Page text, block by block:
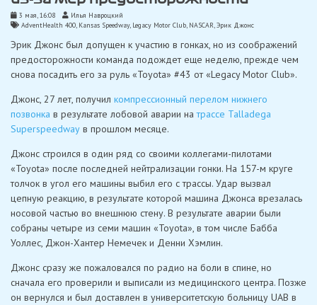
3 мая, 16:08
Илья Навроцкий
AdventHealth 400, Kansas Speedway, Legacy Motor Club, NASCAR,Эрик Джонс
Эрик Джонс был допущен к участию в гонках, но из соображений
предосторожности команда подождет еще неделю, прежде чем
снова посадить его за руль «Toyota» #43 от «Legacy Motor Club».
Джонс, 27 лет, получил компрессионный перелом нижнего
позвонка в результате лобовой аварии натрассе Talladega
Superspeedway в прошлом месяце.
Джонс строился в один ряд со своими коллегами-пилотами
«Toyota» после последней нейтрализации гонки. На 157-м круге
толчок в угол его машины выбил его с трассы. Удар вызвал
цепную реакцию, в результате которой машина Джонса врезалась
носовой частью во внешнюю стену. В результате аварии были
собраны четыре из семи машин «Toyota», в том числе Бабба
Уоллес, Джон-Хантер Немечек и Денни Хэмлин.
Джонс сразу же пожаловался по радио на боли в спине, но
сначала его проверили и выписали из медицинского центра. Позже
он вернулся и был доставлен в университетскую больницу UAB в